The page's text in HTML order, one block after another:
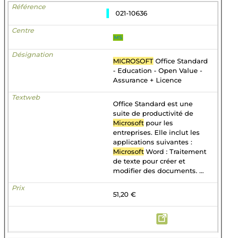
021-10636
MS
MICROSOFT Office Standard
- Education - Open Value -
Assurance + Licence
Office Standard est une
suite de productivité de
Microsoft pour les
entreprises. Elle inclut les
applications suivantes :
Microsoft Word : Traitement
de texte pour créer et
modifier des documents. ...
51,20 €